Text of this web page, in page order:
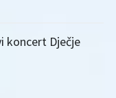
koncert Dječje